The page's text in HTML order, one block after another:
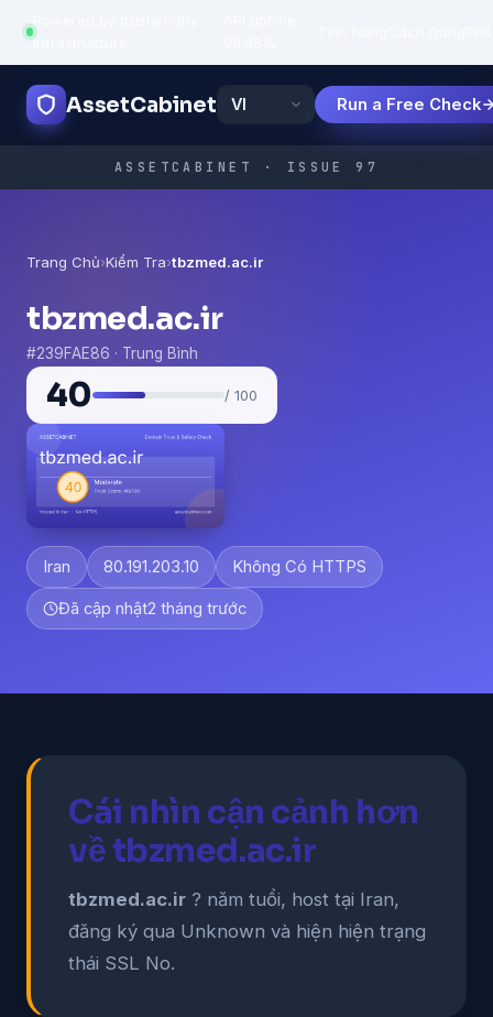
infrastructure
AssetCabinet Run a Free Check
ASSETCABINET · ISSUE 97
Trang Chủ›Kiểm Tra›tbzmed.ac.ir
tbzmed.ac.ir
#239FAE86 · Trung Bình
40 / 100
Iran 80.191.203.10 Không Có HTTPS
Đã cập nhật2 tháng trước
Cái nhìn cận cảnh hơn
về tbzmed.ac.ir
tbzmed.ac.ir ? năm tuổi, host tại Iran,
đăng ký qua Unknown và hiện hiện trạng
thái SSL No.